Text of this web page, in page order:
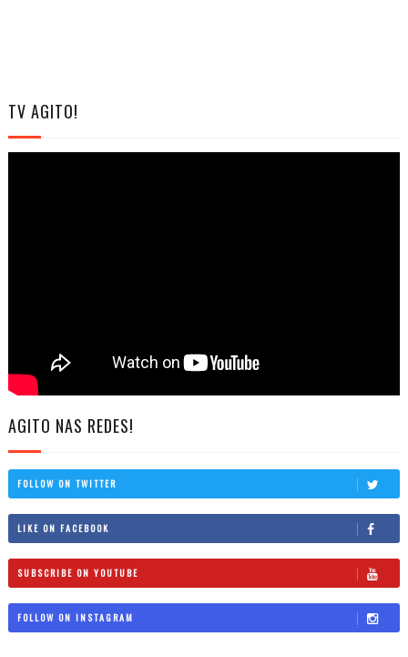
TV AGITO!
AGITO NAS REDES!
FOLLOW ON TWITTER
LIKE ON FACEBOOK
SUBSCRIBE ON YOUTUBE
FOLLOW ON INSTAGRAM